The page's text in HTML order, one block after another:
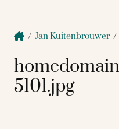
/ Jan Kuitenbrouwer /
5101.jpg